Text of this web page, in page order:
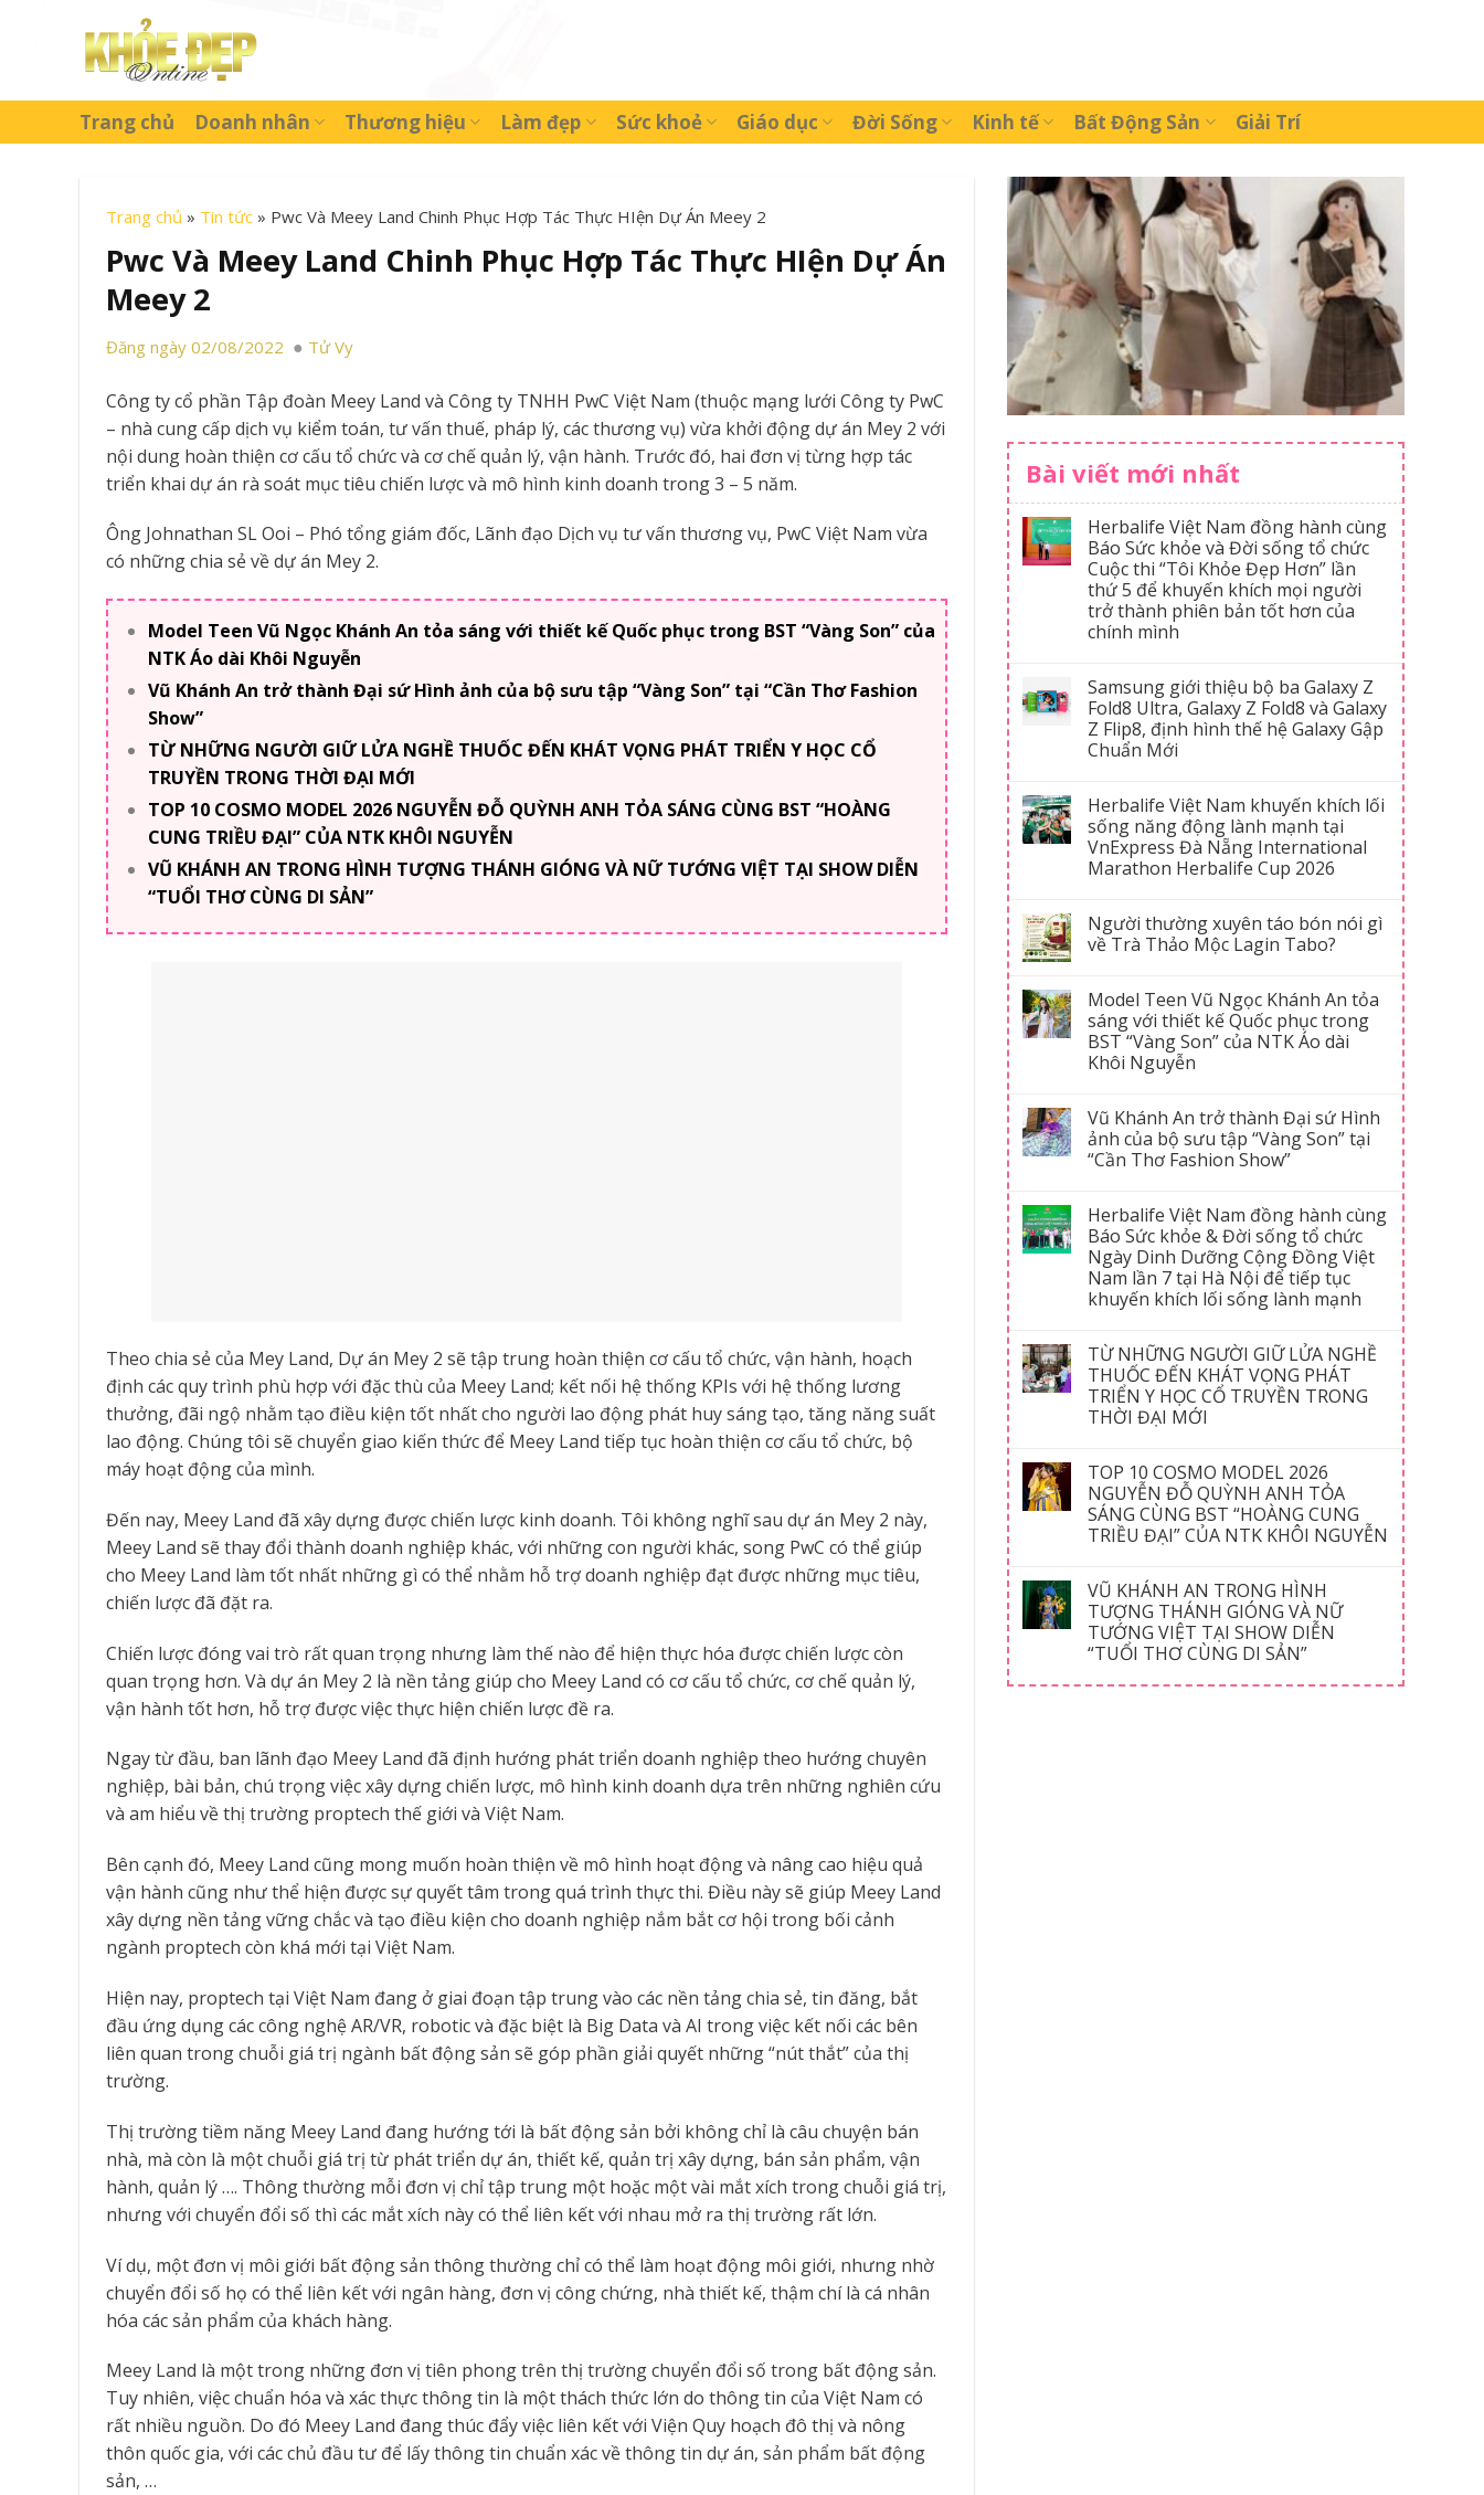
Trang chủ Doanh nhân Thương hiệu Làm đẹp Sức khoẻ Giáo dục Đời Sống Kinh tế Bất Động Sản Giải Trí
Trang chủ » Tin tức » Pwc Và Meey Land Chinh Phục Hợp Tác Thực HIện Dự Án Meey 2
Pwc Và Meey Land Chinh Phục Hợp Tác Thực HIện Dự Án
Meey 2
Đăng ngày 02/08/2022 Tử Vy
Công ty cổ phần Tập đoàn Meey Land và Công ty TNHH PwC Việt Nam (thuộc mạng lưới Công ty PwC
– nhà cung cấp dịch vụ kiểm toán, tư vấn thuế, pháp lý, các thương vụ) vừa khởi động dự án Mey 2 với
nội dung hoàn thiện cơ cấu tổ chức và cơ chế quản lý, vận hành. Trước đó, hai đơn vị từng hợp tác
triển khai dự án rà soát mục tiêu chiến lược và mô hình kinh doanh trong 3 – 5 năm.
Ông Johnathan SL Ooi – Phó tổng giám đốc, Lãnh đạo Dịch vụ tư vấn thương vụ, PwC Việt Nam vừa
có những chia sẻ về dự án Mey 2.
Model Teen Vũ Ngọc Khánh An tỏa sáng với thiết kế Quốc phục trong BST “Vàng Son” của
NTK Áo dài Khôi Nguyễn
Vũ Khánh An trở thành Đại sứ Hình ảnh của bộ sưu tập “Vàng Son” tại “Cần Thơ Fashion
Show”
TỪ NHỮNG NGƯỜI GIỮ LỬA NGHỀ THUỐC ĐẾN KHÁT VỌNG PHÁT TRIỂN Y HỌC CỔ
TRUYỀN TRONG THỜI ĐẠI MỚI
TOP 10 COSMO MODEL 2026 NGUYỄN ĐỖ QUỲNH ANH TỎA SÁNG CÙNG BST “HOÀNG
CUNG TRIỀU ĐẠI” CỦA NTK KHÔI NGUYỄN
VŨ KHÁNH AN TRONG HÌNH TƯỢNG THÁNH GIÓNG VÀ NỮ TƯỚNG VIỆT TẠI SHOW DIỄN
“TUỔI THƠ CÙNG DI SẢN”
Theo chia sẻ của Mey Land, Dự án Mey 2 sẽ tập trung hoàn thiện cơ cấu tổ chức, vận hành, hoạch
định các quy trình phù hợp với đặc thù của Meey Land; kết nối hệ thống KPIs với hệ thống lương
thưởng, đãi ngộ nhằm tạo điều kiện tốt nhất cho người lao động phát huy sáng tạo, tăng năng suất
lao động. Chúng tôi sẽ chuyển giao kiến thức để Meey Land tiếp tục hoàn thiện cơ cấu tổ chức, bộ
máy hoạt động của mình.
Đến nay, Meey Land đã xây dựng được chiến lược kinh doanh. Tôi không nghĩ sau dự án Mey 2 này,
Meey Land sẽ thay đổi thành doanh nghiệp khác, với những con người khác, song PwC có thể giúp
cho Meey Land làm tốt nhất những gì có thể nhằm hỗ trợ doanh nghiệp đạt được những mục tiêu,
chiến lược đã đặt ra.
Chiến lược đóng vai trò rất quan trọng nhưng làm thế nào để hiện thực hóa được chiến lược còn
quan trọng hơn. Và dự án Mey 2 là nền tảng giúp cho Meey Land có cơ cấu tổ chức, cơ chế quản lý,
vận hành tốt hơn, hỗ trợ được việc thực hiện chiến lược đề ra.
Ngay từ đầu, ban lãnh đạo Meey Land đã định hướng phát triển doanh nghiệp theo hướng chuyên
nghiệp, bài bản, chú trọng việc xây dựng chiến lược, mô hình kinh doanh dựa trên những nghiên cứu
và am hiểu về thị trường proptech thế giới và Việt Nam.
Bên cạnh đó, Meey Land cũng mong muốn hoàn thiện về mô hình hoạt động và nâng cao hiệu quả
vận hành cũng như thể hiện được sự quyết tâm trong quá trình thực thi. Điều này sẽ giúp Meey Land
xây dựng nền tảng vững chắc và tạo điều kiện cho doanh nghiệp nắm bắt cơ hội trong bối cảnh
ngành proptech còn khá mới tại Việt Nam.
Hiện nay, proptech tại Việt Nam đang ở giai đoạn tập trung vào các nền tảng chia sẻ, tin đăng, bắt
đầu ứng dụng các công nghệ AR/VR, robotic và đặc biệt là Big Data và AI trong việc kết nối các bên
liên quan trong chuỗi giá trị ngành bất động sản sẽ góp phần giải quyết những “nút thắt” của thị
trường.
Thị trường tiềm năng Meey Land đang hướng tới là bất động sản bởi không chỉ là câu chuyện bán
nhà, mà còn là một chuỗi giá trị từ phát triển dự án, thiết kế, quản trị xây dựng, bán sản phẩm, vận
hành, quản lý …. Thông thường mỗi đơn vị chỉ tập trung một hoặc một vài mắt xích trong chuỗi giá trị,
nhưng với chuyển đổi số thì các mắt xích này có thể liên kết với nhau mở ra thị trường rất lớn.
Ví dụ, một đơn vị môi giới bất động sản thông thường chỉ có thể làm hoạt động môi giới, nhưng nhờ
chuyển đổi số họ có thể liên kết với ngân hàng, đơn vị công chứng, nhà thiết kế, thậm chí là cá nhân
hóa các sản phẩm của khách hàng.
Meey Land là một trong những đơn vị tiên phong trên thị trường chuyển đổi số trong bất động sản.
Tuy nhiên, việc chuẩn hóa và xác thực thông tin là một thách thức lớn do thông tin của Việt Nam có
rất nhiều nguồn. Do đó Meey Land đang thúc đẩy việc liên kết với Viện Quy hoạch đô thị và nông
thôn quốc gia, với các chủ đầu tư để lấy thông tin chuẩn xác về thông tin dự án, sản phẩm bất động
sản, …
Bài viết mới nhất
Herbalife Việt Nam đồng hành cùng
Báo Sức khỏe và Đời sống tổ chức
Cuộc thi “Tôi Khỏe Đẹp Hơn” lần
thứ 5 để khuyến khích mọi người
trở thành phiên bản tốt hơn của
chính mình
Samsung giới thiệu bộ ba Galaxy Z
Fold8 Ultra, Galaxy Z Fold8 và Galaxy
Z Flip8, định hình thế hệ Galaxy Gập
Chuẩn Mới
Herbalife Việt Nam khuyến khích lối
sống năng động lành mạnh tại
VnExpress Đà Nẵng International
Marathon Herbalife Cup 2026
Người thường xuyên táo bón nói gì
về Trà Thảo Mộc Lagin Tabo?
Model Teen Vũ Ngọc Khánh An tỏa
sáng với thiết kế Quốc phục trong
BST “Vàng Son” của NTK Áo dài
Khôi Nguyễn
Vũ Khánh An trở thành Đại sứ Hình
ảnh của bộ sưu tập “Vàng Son” tại
“Cần Thơ Fashion Show”
Herbalife Việt Nam đồng hành cùng
Báo Sức khỏe & Đời sống tổ chức
Ngày Dinh Dưỡng Cộng Đồng Việt
Nam lần 7 tại Hà Nội để tiếp tục
khuyến khích lối sống lành mạnh
TỪ NHỮNG NGƯỜI GIỮ LỬA NGHỀ
THUỐC ĐẾN KHÁT VỌNG PHÁT
TRIỂN Y HỌC CỔ TRUYỀN TRONG
THỜI ĐẠI MỚI
TOP 10 COSMO MODEL 2026
NGUYỄN ĐỖ QUỲNH ANH TỎA
SÁNG CÙNG BST “HOÀNG CUNG
TRIỀU ĐẠI” CỦA NTK KHÔI NGUYỄN
VŨ KHÁNH AN TRONG HÌNH
TƯỢNG THÁNH GIÓNG VÀ NỮ
TƯỚNG VIỆT TẠI SHOW DIỄN
“TUỔI THƠ CÙNG DI SẢN”